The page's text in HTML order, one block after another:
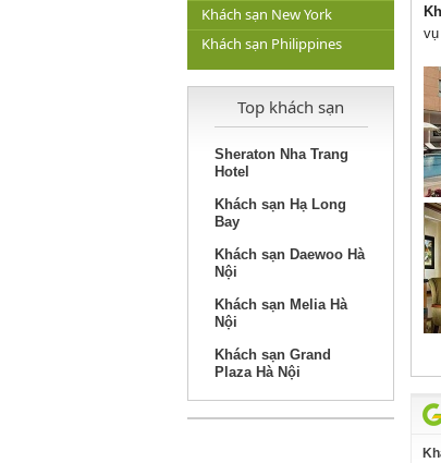
Khách sạn New York
Khách sạn Philippines
Top khách sạn
Sheraton Nha Trang
Hotel
Khách sạn Hạ Long
Bay
Khách sạn Daewoo Hà
Nội
Khách sạn Melia Hà
Nội
Khách sạn Grand
Plaza Hà Nội